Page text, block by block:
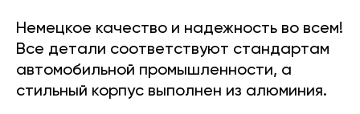
Немецкое качество и надежность во всем!
Все детали соответствуют стандартам
автомобильной промышленности, а
стильный корпус выполнен из алюминия.